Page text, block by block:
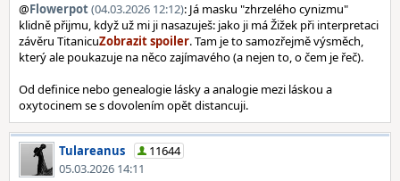
@Flowerpot(04.03.2026 12:12): Já masku "zhrzelého cynizmu"
klidně přijmu, když už mi ji nasazuješ: jako ji má Žižek při interpretaci
závěru Titanicu
. Tam je to samozřejmě výsměch,
který ale poukazuje na něco zajímavého (a nejen to, o čem je řeč).
Od definice nebo genealogie lásky a analogie mezi láskou a
oxytocinem se s dovolením opět distancuji.
Tulareanus
11644
05.03.2026 14:11